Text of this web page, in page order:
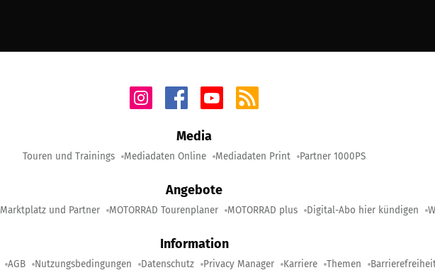
Media
Touren und Trainings Mediadaten Online Mediadaten Print Partner 1000PS
Angebote
Marktplatz und Partner MOTORRAD Tourenplaner MOTORRAD plus Digital-Abo hier kündigen
Information
AGB Nutzungsbedingungen Datenschutz Privacy Manager Karriere Themen